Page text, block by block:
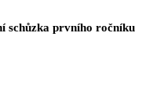
schůzka prvního ročníku